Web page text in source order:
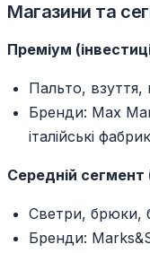
Магазини та
Преміум
Пальто, взуття,
Бренди: Max
італійські
Середній сегмент
Светри, брюки,
Бренди: